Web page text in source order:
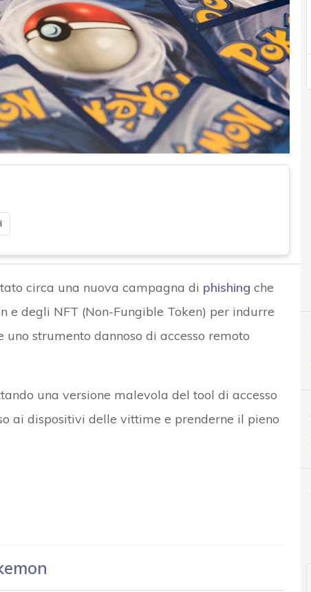
circa una nuova campagna di phishing che
e degli NFT (Non-Fungible Token) per indurre
strumento dannoso di accesso remoto
una versione malevola del tool di accesso
ai dispositivi delle vittime e prenderne il pieno